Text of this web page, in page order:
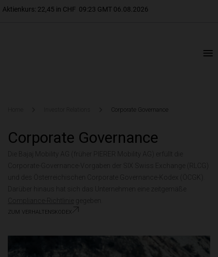
Corporate Governance
Corporate Governance
Die Bajaj Mobility AG (früher PIERER Mobility AG) erfüllt die
Corporate-Governance-Vorgaben der SIX Swiss Exchange (RLCG)
und des Österreichischen Corporate Governance-Kodex (ÖCGK).
Darüber hinaus hat sich das Unternehmen eine zeitgemäße
Compliance-Richtlinie
gegeben.
zum verhaltenskodex